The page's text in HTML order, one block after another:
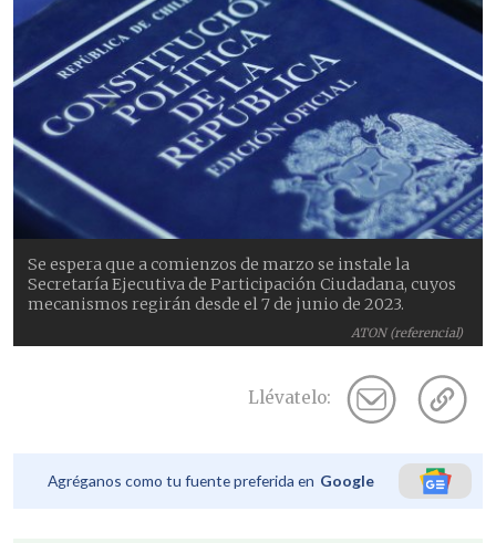
ATON (referencial)
Se espera que a comienzos de marzo se instale la
Secretaría Ejecutiva de Participación Ciudadana, cuyos
mecanismos regirán desde el 7 de junio de 2023.
Llévatelo:
Agréganos como tu fuente preferida en Google